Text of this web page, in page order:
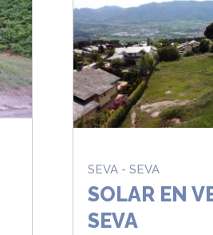
SEVA - SEVA
SOLAR EN
SEVA